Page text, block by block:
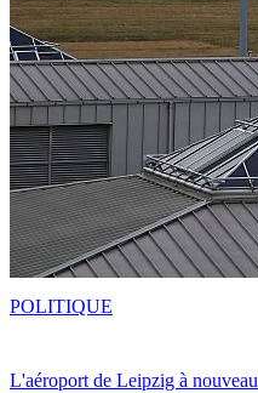
L'aéroport de Leipzig à
POLITIQUE